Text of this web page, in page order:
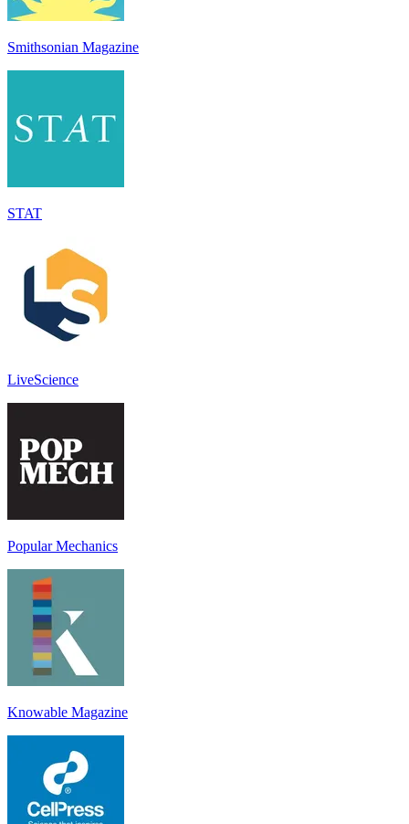
Smithsonian Magazine
STAT
LiveScience
Popular Mechanics
Knowable Magazine